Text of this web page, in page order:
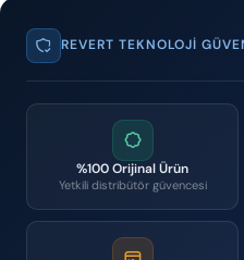
REVERT TEKNOLOJI
%100 Orijinal Ürün
Yetkili distribütör güvencesi